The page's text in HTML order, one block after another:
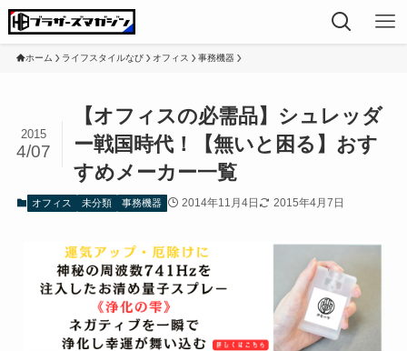
ホーム ライフスタイルなび オフィス 事務機器
【オフィスの必需品】シュレッダ
ー戦国時代！【無いと困る】おす
すめメーカー一覧
2015
4/07
オフィス 未分類 事務機器 2014年11月4日 2015年4月7日